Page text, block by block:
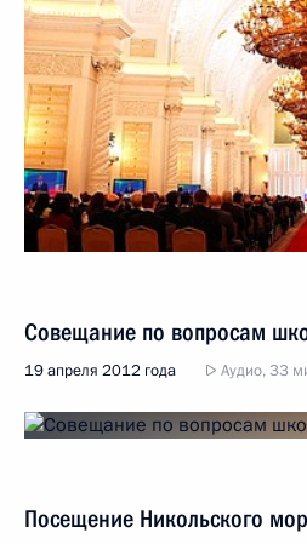
Совещание по вопросам
19 апреля 2012 года Аудио, 33
Посещение Никольского